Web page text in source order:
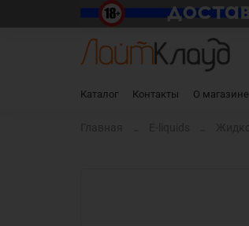
Каталог Контакты О магазине